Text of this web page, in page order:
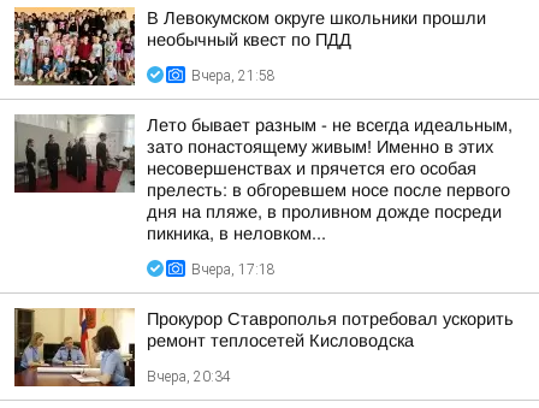
В Левокумском округе школьники прошли
необычный квест по ПДД
Вчера, 21:58
Лето бывает разным - не всегда идеальным,
зато понастоящему живым! Именно в этих
несовершенствах и прячется его особая
прелесть: в обгоревшем носе после первого
дня на пляже, в проливном дожде посреди
пикника, в неловком...
Вчера, 17:18
Прокурор Ставрополья потребовал ускорить
ремонт теплосетей Кисловодска
Вчера, 20:34